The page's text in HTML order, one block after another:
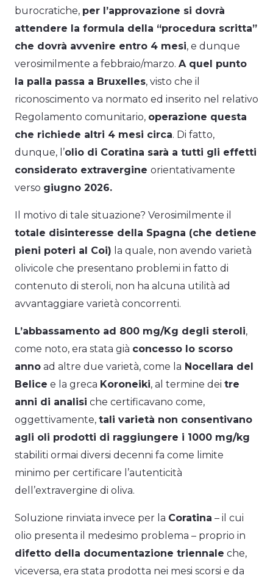
burocratiche, per l’approvazione si dovrà
attendere la formula della “procedura scritta”
che dovrà avvenire entro 4 mesi, e dunque
verosimilmente a febbraio/marzo. A quel punto
la palla passa a Bruxelles, visto che il
riconoscimento va normato ed inserito nel relativo
Regolamento comunitario, operazione questa
che richiede altri 4 mesi circa. Di fatto,
dunque, l’olio di Coratina sarà a tutti gli effetti
considerato extravergine orientativamente
verso giugno 2026.
Il motivo di tale situazione? Verosimilmente il
totale disinteresse della Spagna (che detiene
pieni poteri al Coi) la quale, non avendo varietà
olivicole che presentano problemi in fatto di
contenuto di steroli, non ha alcuna utilità ad
avvantaggiare varietà concorrenti.
L’abbassamento ad 800 mg/Kg degli steroli,
come noto, era stata già concesso lo scorso
anno ad altre due varietà, come la Nocellara del
Belice e la greca Koroneiki, al termine dei tre
anni di analisi che certificavano come,
oggettivamente, tali varietà non consentivano
agli oli prodotti di raggiungere i 1000 mg/kg
stabiliti ormai diversi decenni fa come limite
minimo per certificare l’autenticità
dell’extravergine di oliva.
Soluzione rinviata invece per la Coratina – il cui
olio presenta il medesimo problema – proprio in
difetto della documentazione triennale che,
viceversa, era stata prodotta nei mesi scorsi e da